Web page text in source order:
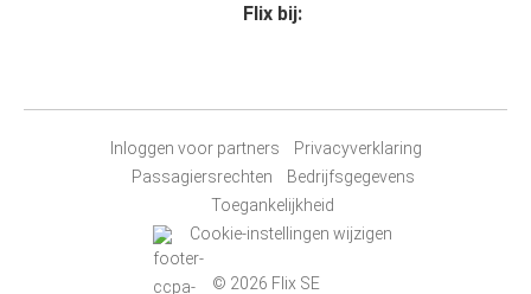
Flix bij:
Inloggen voor partners
Privacyverklaring
Passagiersrechten
Bedrijfsgegevens
Toegankelijkheid
Cookie-instellingen wijzigen
© 2026 Flix SE